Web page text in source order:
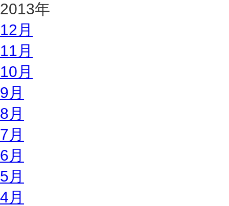
2013年
12月
11月
10月
9月
8月
7月
6月
5月
4月